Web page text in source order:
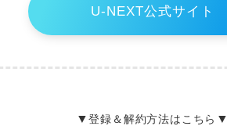
U-NEXT公式サイト
▼登録＆解約方法はこちら ▼